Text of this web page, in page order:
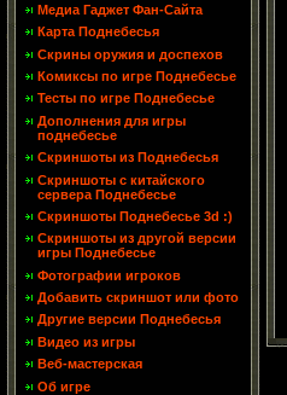
Медиа Гаджет Фан-Сайта
Карта Поднебесья
Скрины оружия и доспехов
Комиксы по игре Поднебесье
Тесты по игре Поднебесье
Дополнения для игры
поднебесье
Скриншоты из Поднебесья
Скриншоты с китайского
сервера Поднебесье
Скриншоты Поднебесье 3d :)
Скриншоты из другой версии
игры Поднебесье
Фотографии игроков
Добавить скриншот или фото
Другие версии Поднебесья
Видео из игры
Веб-мастерская
Об игре